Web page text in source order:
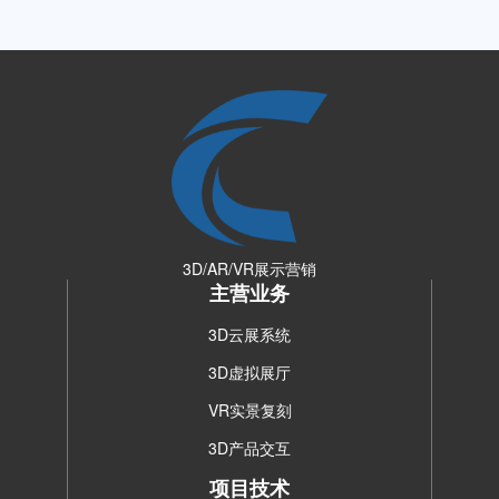
3D/AR/VR展示营销
主营业务
3D云展系统
3D虚拟展厅
VR实景复刻
3D产品交互
项目技术